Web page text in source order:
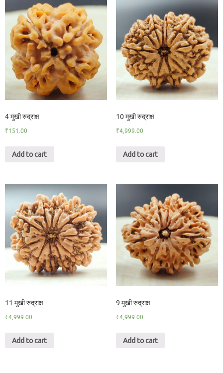
4 मुखी रुद्राक्ष
₹151.00
Add to cart
10 मुखी रुद्राक्ष
₹4,999.00
Add to cart
11 मुखी रुद्राक्ष
₹4,999.00
Add to cart
9 मुखी रुद्राक्ष
₹4,999.00
Add to cart